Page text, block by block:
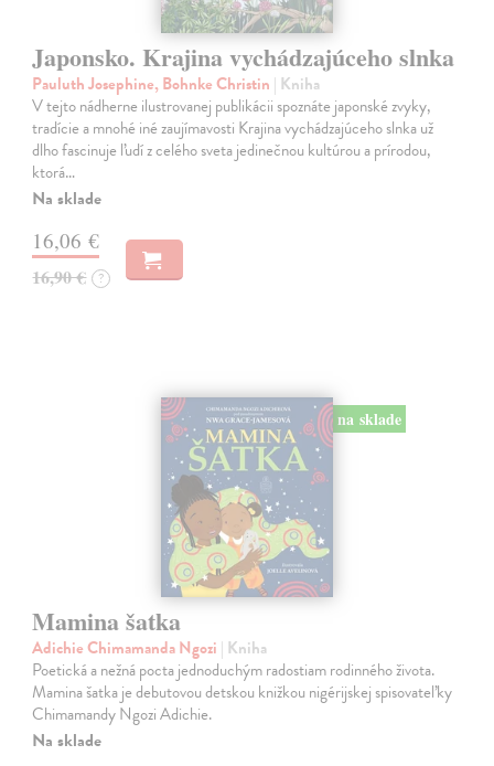
Japonsko. Krajina vychádzajúceho slnka
Pauluth Josephine, Bohnke Christin | Kniha
V tejto nádherne ilustrovanej publikácii spoznáte japonské zvyky,
tradície a mnohé iné zaujímavosti Krajina vychádzajúceho slnka už
dlho fascinuje ľudí z celého sveta jedinečnou kultúrou a prírodou,
ktorá…
Na sklade
16,06 €
16,90 € ?
na sklade
Mamina šatka
Adichie Chimamanda Ngozi | Kniha
Poetická a nežná pocta jednoduchým radostiam rodinného života.
Mamina šatka je debutovou detskou knižkou nigérijskej spisovateľky
Chimamandy Ngozi Adichie.
Na sklade